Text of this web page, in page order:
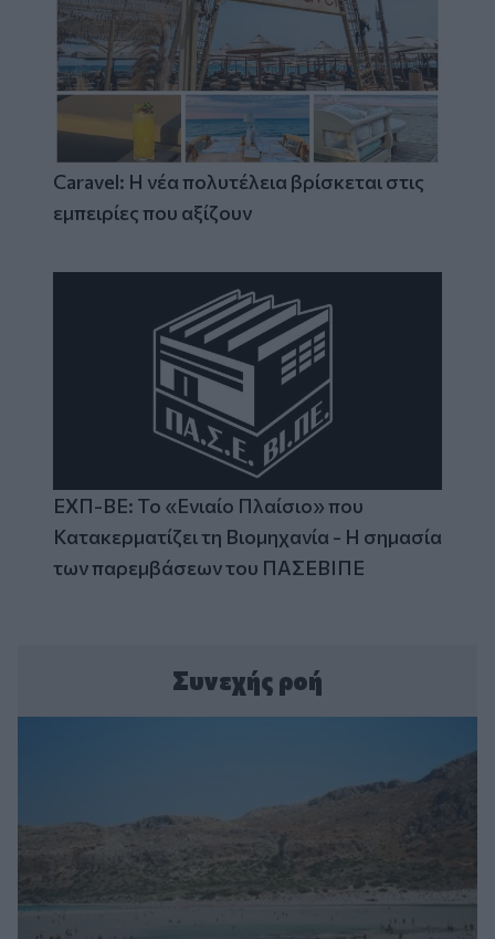
Caravel: Η νέα πολυτέλεια βρίσκεται στις
εμπειρίες που αξίζουν
ΕΧΠ-ΒΕ: Το «Ενιαίο Πλαίσιο» που
Κατακερματίζει τη Βιομηχανία - Η σημασία
των παρεμβάσεων του ΠΑΣΕΒΙΠΕ
Συνεχής ροή